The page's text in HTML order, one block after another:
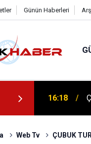
Günün Haberleri
ATTI! 16:14
Web Tv ÇUBUK